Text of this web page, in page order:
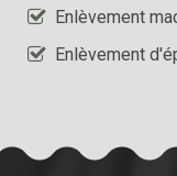
Enlèvement
Enlèvement